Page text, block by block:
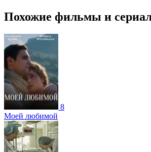
Похожие фильмы и
8
Моей любимой